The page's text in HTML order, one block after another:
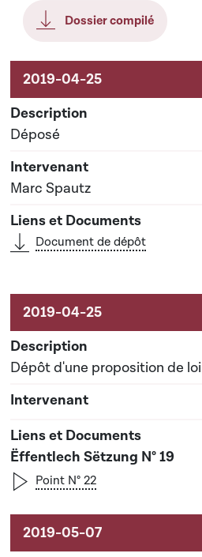
Dossier compilé
Aktivitéiten um Dossier
Déposé
Marc Spautz
Document de dépôt
Dépôt d'une proposition de loi
Ëffentlech Sëtzung N° 19
Point N° 22